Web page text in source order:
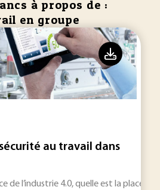
à propos de :
en groupe
au travail dans
de l’industrie 4.0, quelle est la place